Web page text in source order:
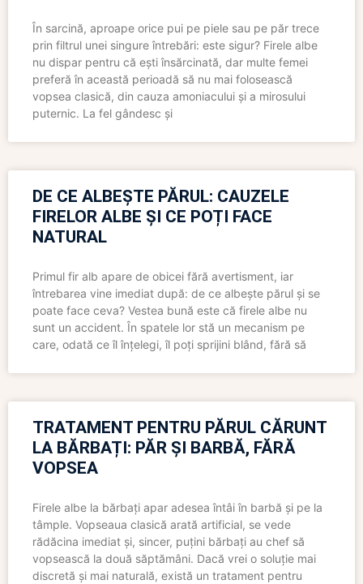
În sarcină, aproape orice pui pe piele sau pe păr trece
prin filtrul unei singure întrebări: este sigur? Firele albe
nu dispar pentru că ești însărcinată, dar multe femei
preferă în această perioadă să nu mai folosească
vopsea clasică, din cauza amoniacului și a mirosului
puternic. La fel gândesc și
DE CE ALBEȘTE PĂRUL: CAUZELE
FIRELOR ALBE ȘI CE POȚI FACE
NATURAL
Primul fir alb apare de obicei fără avertisment, iar
întrebarea vine imediat după: de ce albește părul și se
poate face ceva? Vestea bună este că firele albe nu
sunt un accident. În spatele lor stă un mecanism pe
care, odată ce îl înțelegi, îl poți sprijini blând, fără să
TRATAMENT PENTRU PĂRUL CĂRUNT
LA BĂRBAȚI: PĂR ȘI BARBĂ, FĂRĂ
VOPSEA
Firele albe la bărbați apar adesea întâi în barbă și pe la
tâmple. Vopseaua clasică arată artificial, se vede
rădăcina imediat și, sincer, puțini bărbați au chef să
vopsească la două săptămâni. Dacă vrei o soluție mai
discretă și mai naturală, există un tratament pentru